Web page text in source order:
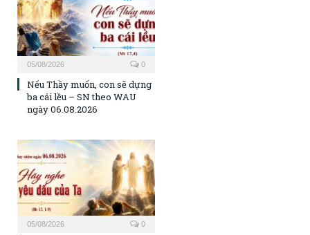
05/08/2026 0
Nếu Thầy muốn, con sẽ dựng
ba cái lều – SN theo WAU
ngày 06.08.2026
05/08/2026 0